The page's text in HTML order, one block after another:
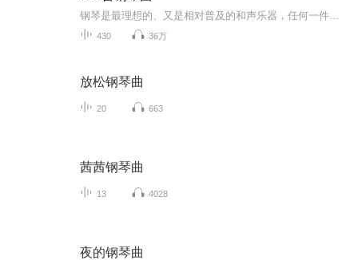
430 36万
放松钢琴曲
20 663
茜茜钢琴曲
13 4028
夜的钢琴曲